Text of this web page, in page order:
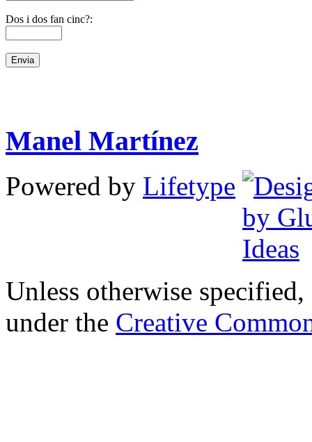
Dos i dos fan cinc?:
Manel Martínez
Powered by Lifetype
Unless otherwise
under the Creative